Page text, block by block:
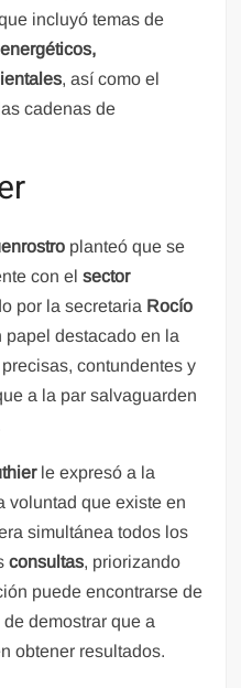
incluyó temas de
, así como el
cadenas de
planteó que se
con el sector
por la secretaria Rocío
papel destacado en la
contundentes y
a la par salvaguarden
le expresó a la
voluntad que existe en
simultánea todos los
consultas, priorizando
puede encontrarse de
demostrar que a
obtener resultados.